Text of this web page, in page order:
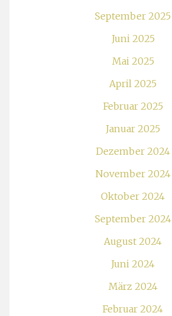
September 2025
Juni 2025
Mai 2025
April 2025
Februar 2025
Januar 2025
Dezember 2024
November 2024
Oktober 2024
September 2024
August 2024
Juni 2024
März 2024
Februar 2024